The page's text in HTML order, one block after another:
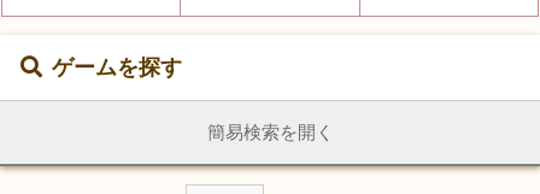
ゲームを探す
簡易検索を開く